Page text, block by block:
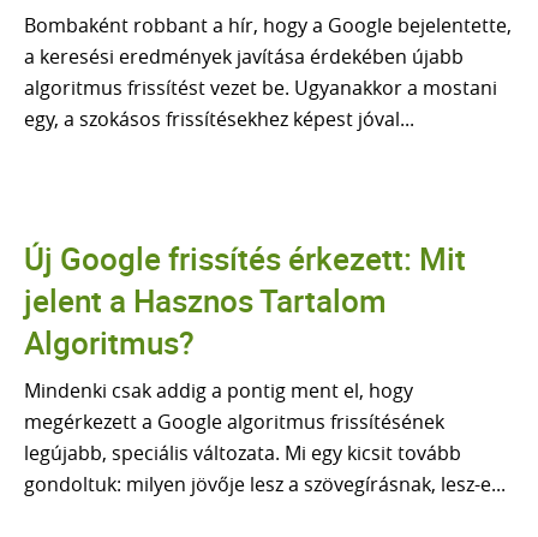
FACEBOOK HIRDETÉSEK
SZÖVEGÍRÁS
WEBOLDAL KÉSZÍTÉS
WHITE LABEL SEO
Tudástár
MI A SEO
SZEMANTIKUS SEO
NLP és a SEO
TOPICAL AUTHORITY
AEO vs SEO
GOOGLE ALGORITMUSOK
LLM ALAPJAI
Bombaként robbant a hír, hogy a Google bejelentette,
a keresési eredmények javítása érdekében újabb
algoritmus frissítést vezet be. Ugyanakkor a mostani
egy, a szokásos frissítésekhez képest jóval...
Új Google frissítés érkezett: Mit
jelent a Hasznos Tartalom
Algoritmus?
Mindenki csak addig a pontig ment el, hogy
megérkezett a Google algoritmus frissítésének
legújabb, speciális változata. Mi egy kicsit tovább
gondoltuk: milyen jövője lesz a szövegírásnak, lesz-e...